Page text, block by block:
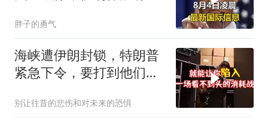
胖子的勇气
海峡遭伊朗封锁，特朗普
紧急下令，要打到他们承
别让往昔的悲伤和对未来的恐惧